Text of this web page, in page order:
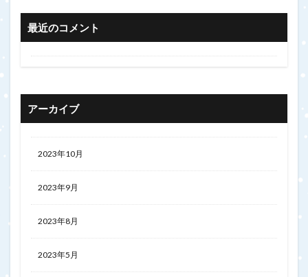
最近のコメント
アーカイブ
2023年10月
2023年9月
2023年8月
2023年5月